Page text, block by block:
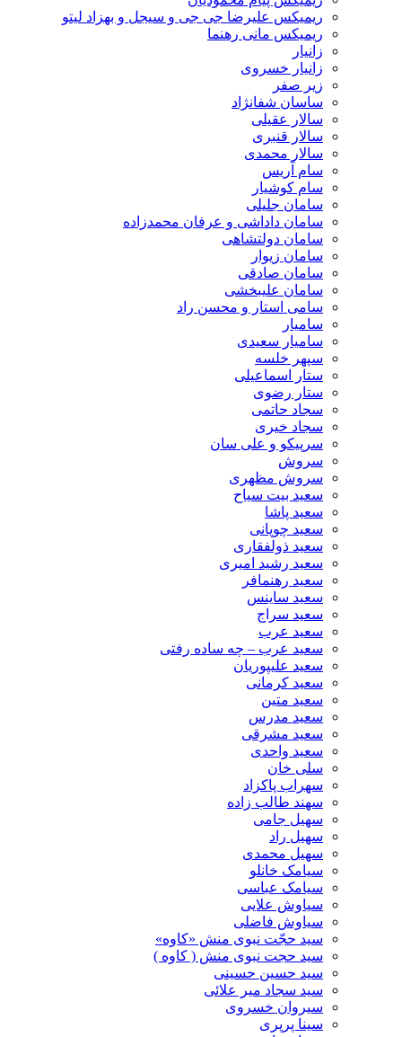
ریمیکس علیرضا جی جی و سیجل و بهزاد لیتو
ریمیکس مانی رهنما
زانیار
زانیار خسروی
زیر صفر
ساسان شفانژاد
سالار عقیلی
سالار قنبری
سالار محمدی
سام آریس
سام کوشیار
سامان جلیلی
سامان داداشی و عرفان محمدزاده
سامان دولتشاهی
سامان زیوار
سامان صادقی
سامان علیبخشی
سامی استار و محسن راد
سامیار
سامیار سعیدی
سپهر خلسه
ستار اسماعیلی
ستار رضوی
سجاد حاتمی
سجاد خیری
سرپیکو و علی سان
سروش
سروش مظهری
سعید بیت سیاح
سعید پاشا
سعید چوپانی
سعید ذولفقاری
سعید رشید امیری
سعید رهنمافر
سعید ساینس
سعید سراج
سعید عرب
سعید عرب – چه ساده رفتی
سعید علیپوریان
سعید کرمانی
سعید متین
سعید مدرس
سعید مشرقی
سعید واحدی
سلی خان
سهراب پاکزاد
سهند طالب زاده
سهیل جامی
سهیل راد
سهیل محمدی
سیامک خانلو
سیامک عباسی
سیاوش علایی
سیاوش فاضلی
سید حجّت نبوی منش «کاوه»
سید حجت نبوی منش ( کاوه )
سید حسین حسینى
سید سجاد میر علائی
سیروان خسروی
سینا پرپری